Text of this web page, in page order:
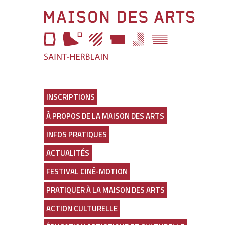
Maison
des
Arts
page
d'accueil
INSCRIPTIONS
À PROPOS DE LA MAISON DES ARTS
INFOS PRATIQUES
ACTUALITÉS
FESTIVAL CINÉ-MOTION
PRATIQUER À LA MAISON DES ARTS
ACTION CULTURELLE